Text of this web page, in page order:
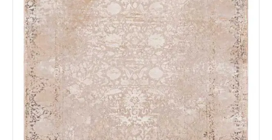
Nombre y apellido*
Teléfono
Correo electronico*